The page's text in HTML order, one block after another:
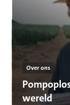
Over ons
wereld